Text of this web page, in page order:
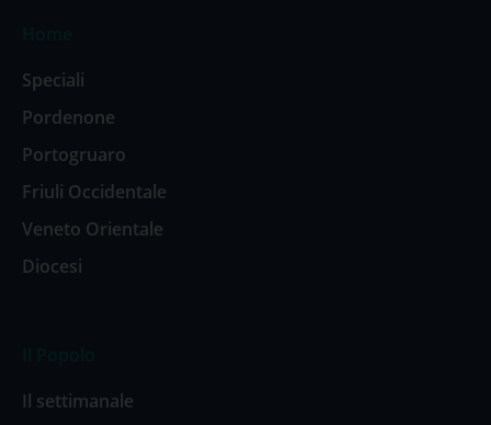
Speciali
Pordenone
Portogruaro
Friuli Occidentale
Veneto Orientale
Diocesi
Il settimanale